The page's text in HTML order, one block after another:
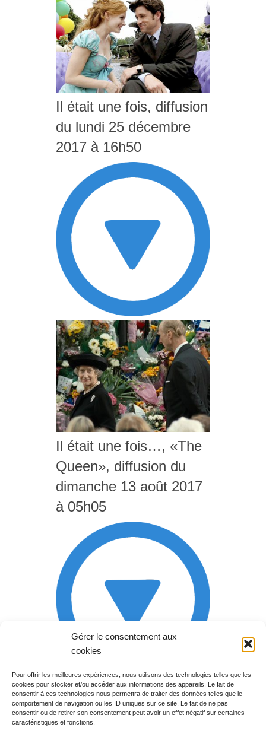
Gérer le consentement aux
cookies
Pour offrir les meilleures expériences, nous utilisons des technologies telles que les
cookies pour stocker et/ou accéder aux informations des appareils. Le fait de
consentir à ces technologies nous permettra de traiter des données telles que le
comportement de navigation ou les ID uniques sur ce site. Le fait de ne pas
consentir ou de retirer son consentement peut avoir un effet négatif sur certaines
caractéristiques et fonctions.
Il était une fois, diffusion
du lundi 25 décembre
2017 à 16h50
Il était une fois…, «The
Queen», diffusion du
dimanche 13 août 2017
à 05h05
Rechercher votre
programme